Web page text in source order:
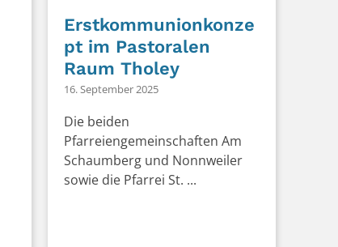
Erstkommunionkonze
pt im Pastoralen
Raum Tholey
16. September 2025
Die beiden
Pfarreiengemeinschaften Am
Schaumberg und Nonnweiler
sowie die Pfarrei St. ...